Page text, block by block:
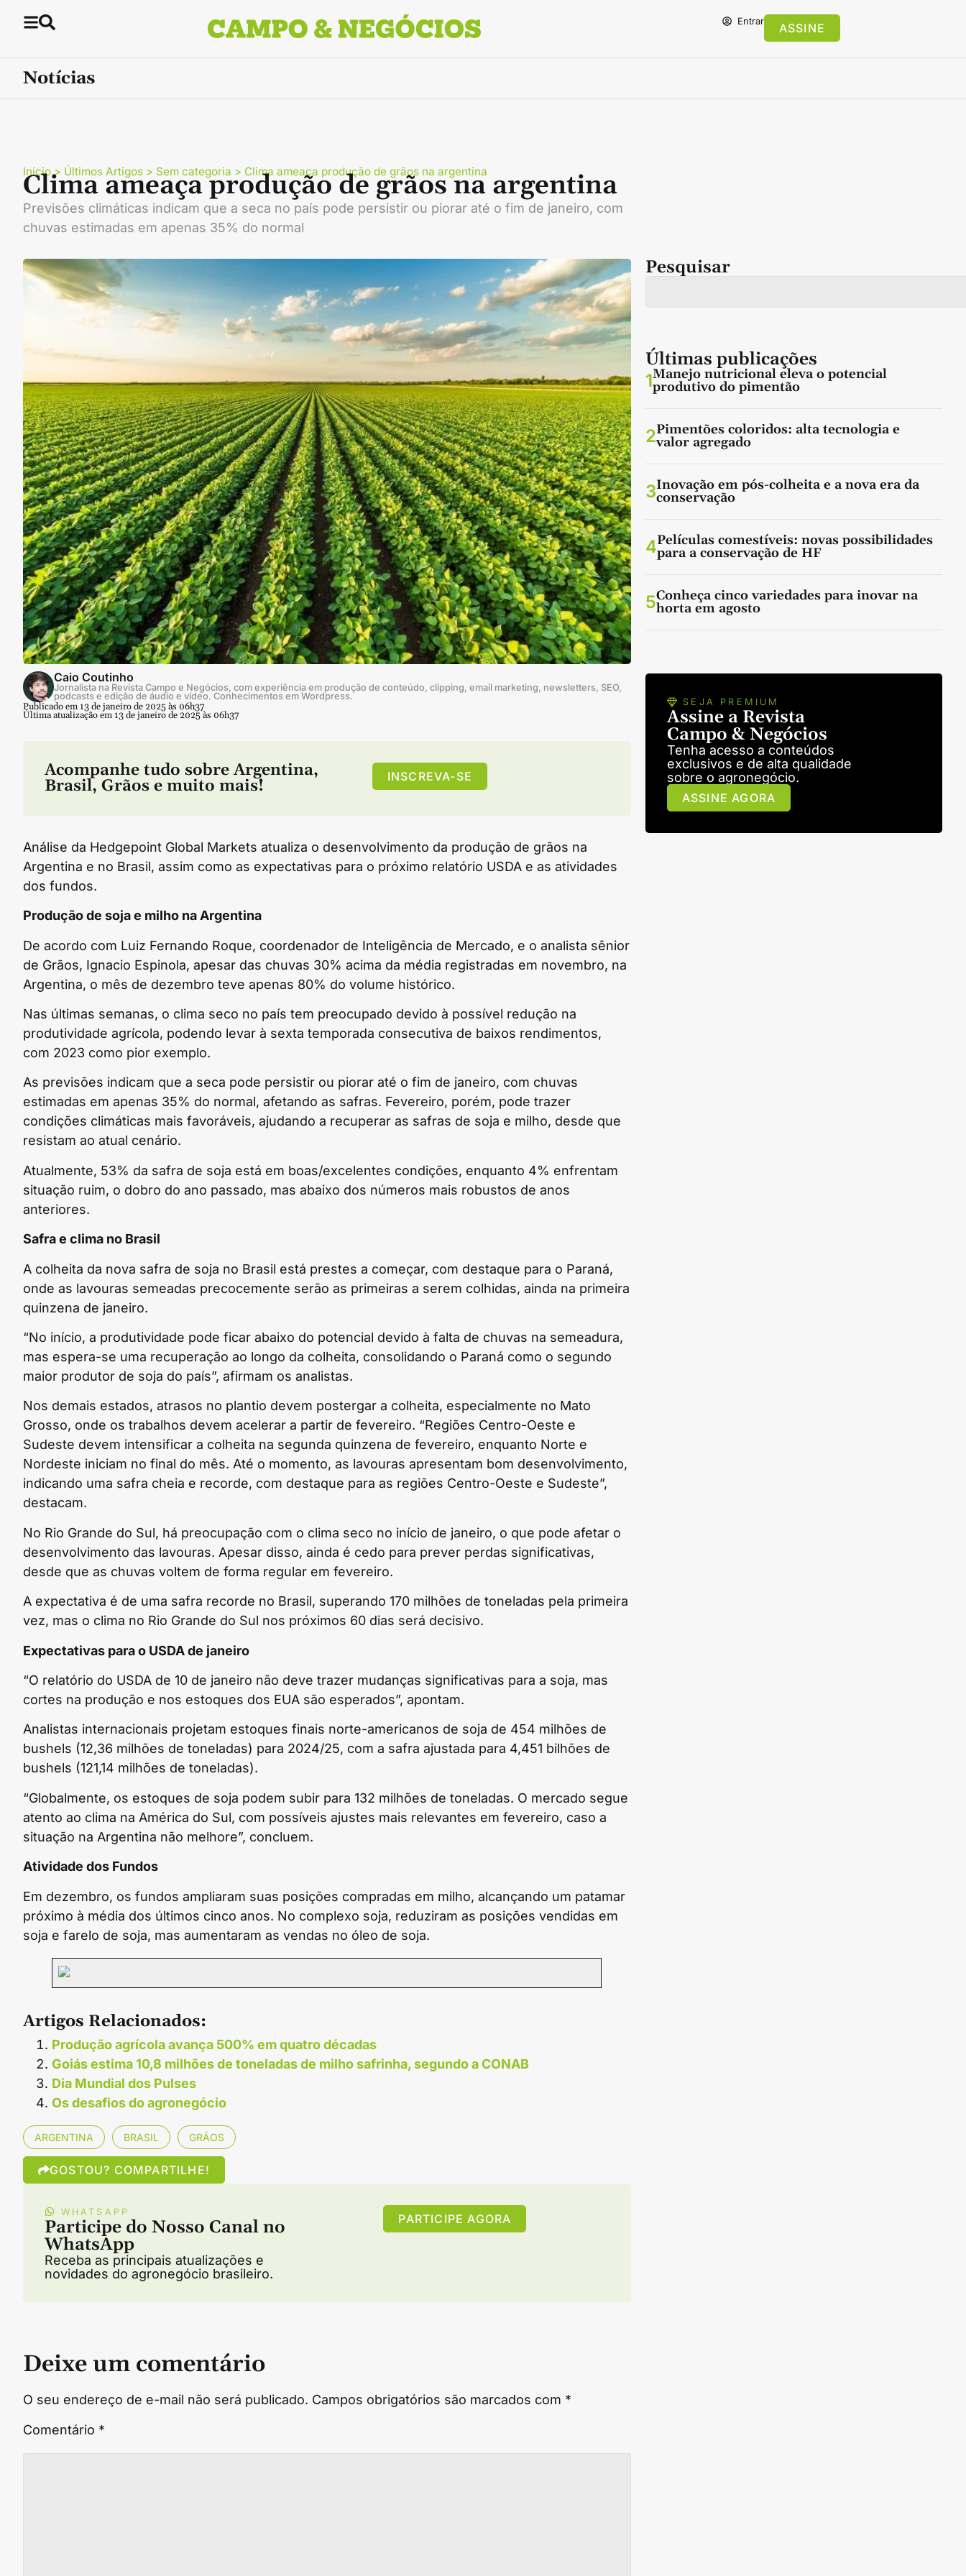
Entrar ASSINE
Notícias
Início> Últimos Artigos > Sem categoria > Clima ameaça produção de grãos na argentina
Clima ameaça produção de grãos na argentina
Previsões climáticas indicam que a seca no país pode persistir ou piorar até o fim de janeiro, com
chuvas estimadas em apenas 35% do normal
Caio Coutinho
Jornalista na Revista Campo e Negócios, com experiência em produção de conteúdo, clipping, email marketing, newsletters, SEO,
podcasts e edição de áudio e vídeo. Conhecimentos em Wordpress.
Publicado em 13 de janeiro de 2025 às 06h37
Última atualização em 13 de janeiro de 2025 às 06h37
Acompanhe tudo sobre Argentina,
Brasil, Grãos e muito mais! INSCREVA-SE
Análise da Hedgepoint Global Markets atualiza o desenvolvimento da produção de grãos na
Argentina e no Brasil, assim como as expectativas para o próximo relatório USDA e as atividades
dos fundos.
Produção de soja e milho na Argentina
De acordo com Luiz Fernando Roque, coordenador de Inteligência de Mercado, e o analista sênior
de Grãos, Ignacio Espinola, apesar das chuvas 30% acima da média registradas em novembro, na
Argentina, o mês de dezembro teve apenas 80% do volume histórico.
Nas últimas semanas, o clima seco no país tem preocupado devido à possível redução na
produtividade agrícola, podendo levar à sexta temporada consecutiva de baixos rendimentos,
com 2023 como pior exemplo.
As previsões indicam que a seca pode persistir ou piorar até o fim de janeiro, com chuvas
estimadas em apenas 35% do normal, afetando as safras. Fevereiro, porém, pode trazer
condições climáticas mais favoráveis, ajudando a recuperar as safras de soja e milho, desde que
resistam ao atual cenário.
Atualmente, 53% da safra de soja está em boas/excelentes condições, enquanto 4% enfrentam
situação ruim, o dobro do ano passado, mas abaixo dos números mais robustos de anos
anteriores.
Safra e clima no Brasil
A colheita da nova safra de soja no Brasil está prestes a começar, com destaque para o Paraná,
onde as lavouras semeadas precocemente serão as primeiras a serem colhidas, ainda na primeira
quinzena de janeiro.
“No início, a produtividade pode ficar abaixo do potencial devido à falta de chuvas na semeadura,
mas espera-se uma recuperação ao longo da colheita, consolidando o Paraná como o segundo
maior produtor de soja do país”, afirmam os analistas.
Nos demais estados, atrasos no plantio devem postergar a colheita, especialmente no Mato
Grosso, onde os trabalhos devem acelerar a partir de fevereiro. “Regiões Centro-Oeste e
Sudeste devem intensificar a colheita na segunda quinzena de fevereiro, enquanto Norte e
Nordeste iniciam no final do mês. Até o momento, as lavouras apresentam bom desenvolvimento,
indicando uma safra cheia e recorde, com destaque para as regiões Centro-Oeste e Sudeste”,
destacam.
No Rio Grande do Sul, há preocupação com o clima seco no início de janeiro, o que pode afetar o
desenvolvimento das lavouras. Apesar disso, ainda é cedo para prever perdas significativas,
desde que as chuvas voltem de forma regular em fevereiro.
A expectativa é de uma safra recorde no Brasil, superando 170 milhões de toneladas pela primeira
vez, mas o clima no Rio Grande do Sul nos próximos 60 dias será decisivo.
Expectativas para o USDA de janeiro
“O relatório do USDA de 10 de janeiro não deve trazer mudanças significativas para a soja, mas
cortes na produção e nos estoques dos EUA são esperados”, apontam.
Analistas internacionais projetam estoques finais norte-americanos de soja de 454 milhões de
bushels (12,36 milhões de toneladas) para 2024/25, com a safra ajustada para 4,451 bilhões de
bushels (121,14 milhões de toneladas).
“Globalmente, os estoques de soja podem subir para 132 milhões de toneladas. O mercado segue
atento ao clima na América do Sul, com possíveis ajustes mais relevantes em fevereiro, caso a
situação na Argentina não melhore”, concluem.
Atividade dos Fundos
Em dezembro, os fundos ampliaram suas posições compradas em milho, alcançando um patamar
próximo à média dos últimos cinco anos. No complexo soja, reduziram as posições vendidas em
soja e farelo de soja, mas aumentaram as vendas no óleo de soja.
Artigos Relacionados:
Produção agrícola avança 500% em quatro décadas
Goiás estima 10,8 milhões de toneladas de milho safrinha, segundo a CONAB
Dia Mundial dos Pulses
Os desafios do agronegócio
ARGENTINA BRASIL GRÃOS
GOSTOU? COMPARTILHE!
WHATSAPP
Participe do Nosso Canal no
WhatsApp
Receba as principais atualizações e
novidades do agronegócio brasileiro.
PARTICIPE AGORA
Deixe um comentário
O seu endereço de e-mail não será publicado. Campos obrigatórios são marcados com *
Comentário *
Pesquisar
Últimas publicações
1Manejo nutricional eleva o potencial
produtivo do pimentão
2Pimentões coloridos: alta tecnologia e
valor agregado
3Inovação em pós-colheita e a nova era da
conservação
4Películas comestíveis: novas possibilidades
para a conservação de HF
5Conheça cinco variedades para inovar na
horta em agosto
SEJA PREMIUM
Assine a Revista
Campo & Negócios
Tenha acesso a conteúdos
exclusivos e de alta qualidade
sobre o agronegócio.
ASSINE AGORA